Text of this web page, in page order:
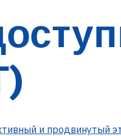
и продвинутый